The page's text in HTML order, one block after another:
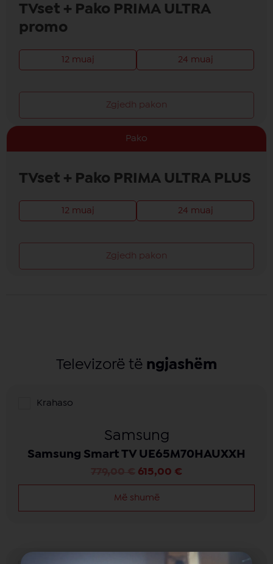
TVset + Pako PRIMA ULTRA
promo
12 muaj 24 muaj
Zgjedh pakon
Pako
TVset + Pako PRIMA ULTRA PLUS
12 muaj 24 muaj
Zgjedh pakon
Televizorë të ngjashëm
Krahaso
Samsung
Samsung Smart TV UE65M70HAUXXH
615,00 €
Më shumë